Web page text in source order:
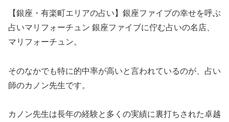
【銀座・有楽町エリアの占い】銀座ファイブの幸せを呼ぶ
占いマリフォーチュン 銀座ファイブに佇む占いの名店、
マリフォーチュン。
そのなかでも特に的中率が高いと言われているのが、占い
師のカノン先生です。
カノン先生は長年の経験と多くの実績に裏打ちされた卓越